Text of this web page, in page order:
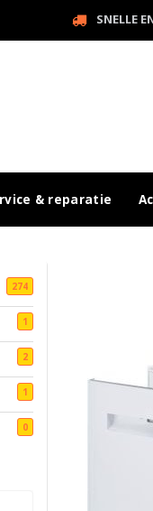
SNELLE
& reparatie
274
1
2
1
0